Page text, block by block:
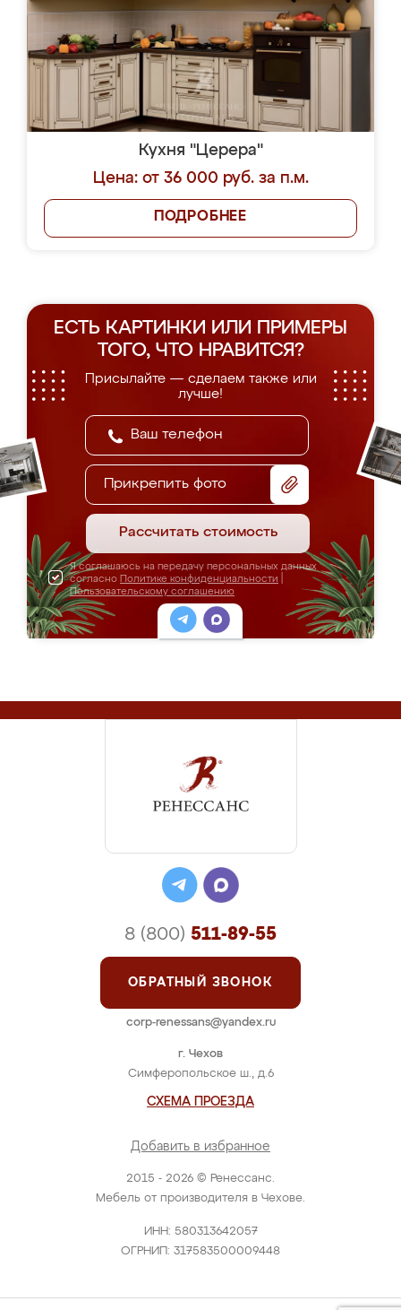
Кухня "Церера"
Цена: от 36 000 руб. за п.м.
ПОДРОБНЕЕ
ЕСТЬ КАРТИНКИ ИЛИ ПРИМЕРЫ
ТОГО, ЧТО НРАВИТСЯ?
Присылайте — сделаем также или
лучше!
Прикрепить фото
Рассчитать стоимость
Я соглашаюсь на передачу персональных данных
согласно Политике конфиденциальности
Пользовательскому соглашению
2015 - 2026 © Ренессанс.
Мебель от производителя в Чехове.
ИНН: 580313642057
ОГРНИП: 317583500009448
г. Чехов
Симферопольское ш., д.6
СХЕМА ПРОЕЗДА
Добавить в избранное
8 (800) 511-89-55
ОБРАТНЫЙ ЗВОНОК
corp-renessans@yandex.ru